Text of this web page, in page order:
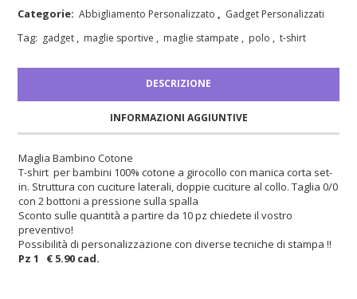
Categorie: Abbigliamento Personalizzato , Gadget Personalizzati
Tag: gadget , maglie sportive , maglie stampate , polo , t-shirt
DESCRIZIONE
INFORMAZIONI AGGIUNTIVE
Maglia Bambino Cotone
T-shirt per bambini 100% cotone a girocollo con manica corta set-
in. Struttura con cuciture laterali, doppie cuciture al collo. Taglia 0/0
con 2 bottoni a pressione sulla spalla
Sconto sulle quantità a partire da 10 pz chiedete il vostro
preventivo!
Possibilità di personalizzazione con diverse tecniche di stampa !!
Pz 1 € 5.90 cad.